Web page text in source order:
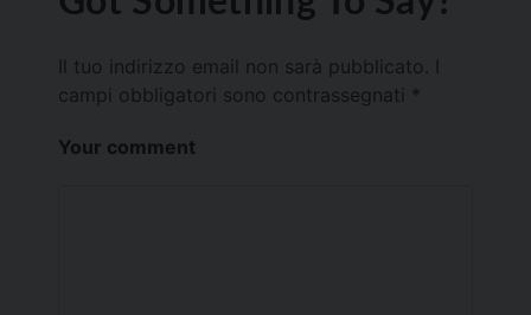
Il tuo indirizzo email non sarà pubblicato.
campi obbligatori sono contrassegnati *
Your comment